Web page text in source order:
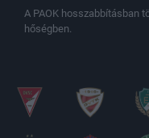
A PAOK hosszabbításban
hőségben.